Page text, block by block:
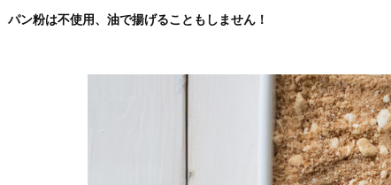
パン粉は不使用、油で揚げることもしません！